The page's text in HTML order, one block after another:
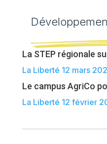
La STEP régionale
La Liberté 12 mars
Le campus AgriCo
La Liberté 12 février